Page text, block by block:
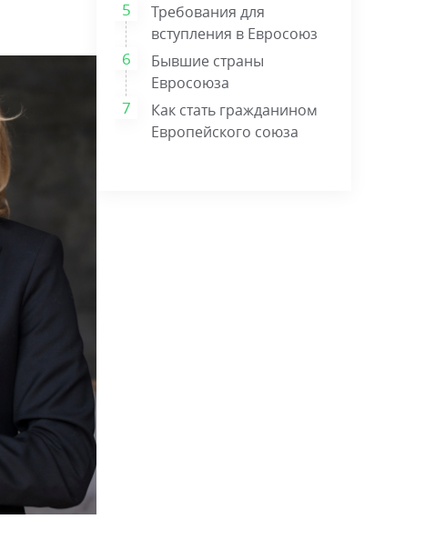
Требования для
вступления в Евросоюз
Бывшие страны
Евросоюза
Как стать гражданином
Европейского союза